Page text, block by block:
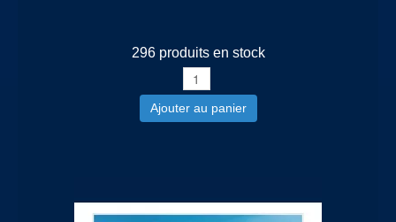
296 produits en stock
Ajouter au panier